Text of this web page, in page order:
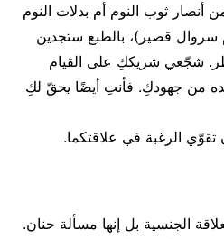
أنصار ثوب النوم أم بدلات النوم
سروال قصير)، بالطبع ستجدين
شجّعي شريككِ على القيام
من جهودكِ. فأنتِ أيضًا يحقّ لكِ
تقوّي الرغبة في علاقتكما.
الجنسية بل إنها مسألة حنان.